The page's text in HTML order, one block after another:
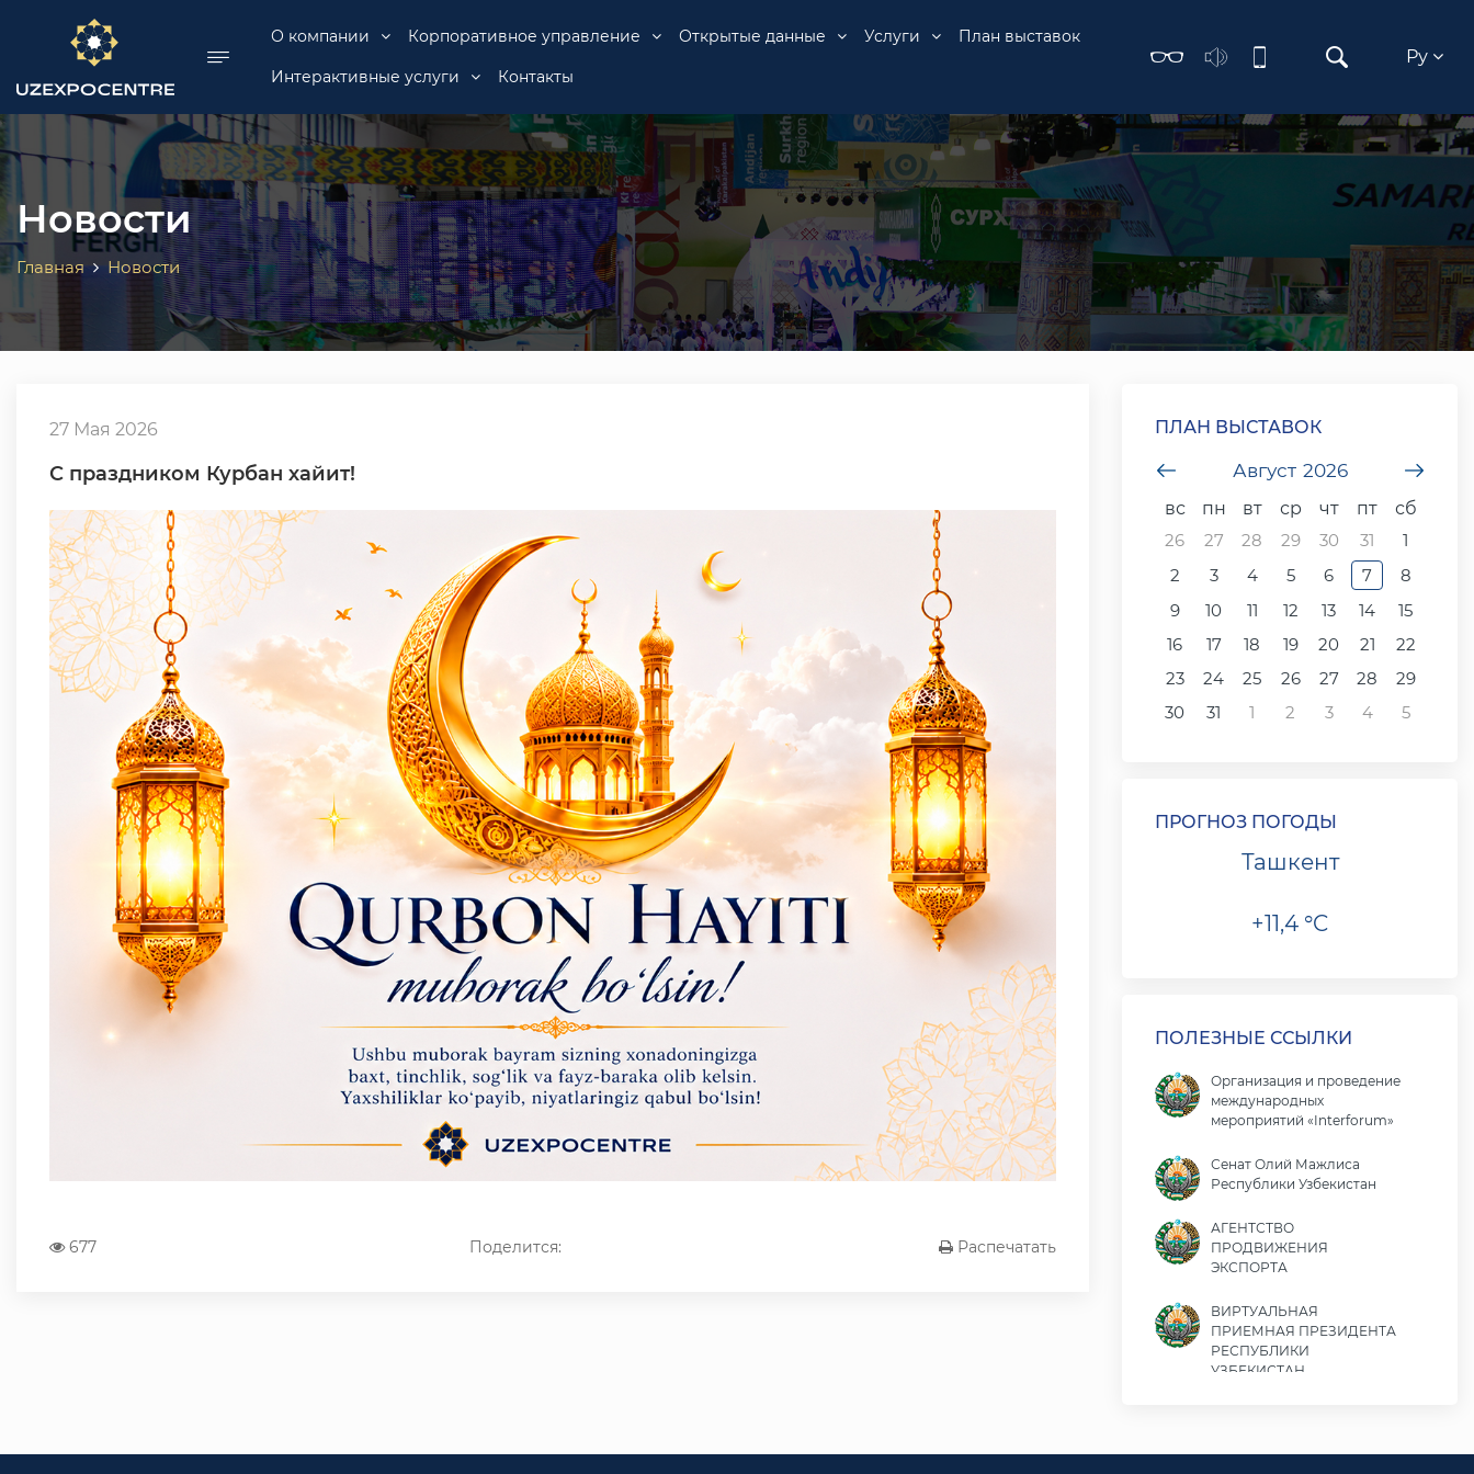
menu О компании Корпоративное управление Открытые данные Услуги План выставок
Интерактивные услуги Контакты
Ру
Новости
Главная Новости
27 Мая 2026
С праздником Курбан хайит!
677 Поделится: Распечатать
ПЛАН ВЫСТАВОК
Август 2026
undefined
вс
пн вт ср чт пт
сб
26
27 28 29 30 31
1
2
3 4 5 6 7
8
9
10 11 12 13 14
15
16
17 18 19 20 21
22
23
24 25 26 27 28
29
30
31 1 2 3 4 5
ПРОГНОЗ ПОГОДЫ
Ташкент
+11,4 °C
ПОЛЕЗНЫЕ ССЫЛКИ
Организация и проведение
международных
мероприятий «Interforum»
Сенат Олий Мажлиса
Республики Узбекистан
АГЕНТСТВО
ПРОДВИЖЕНИЯ
ЭКСПОРТА
ВИРТУАЛЬНАЯ
ПРИЕМНАЯ ПРЕЗИДЕНТА
РЕСПУБЛИКИ
УЗБЕКИСТАН
Узбекистан